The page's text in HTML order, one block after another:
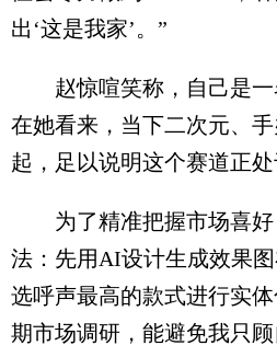
出‘这是我家’。”
赵惊喧笑称，自己是一
在她看来，当下二次元、
起，足以说明这个赛道正处
为了精准把握市场喜好
法：先用AI设计生成效果
选呼声最高的款式进行实
期市场调研，能避免我只